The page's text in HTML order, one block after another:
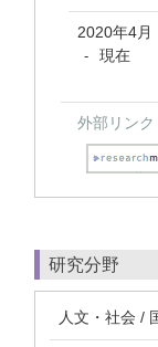
2020年4月
- 現在
外部リンク
研究分野
人文・社会 /